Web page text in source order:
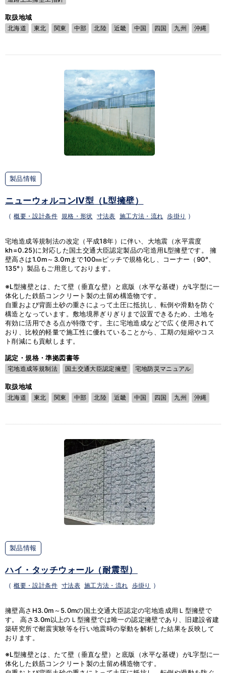
取扱地域
北海道 東北 関東 中部 北陸 近畿 中国 四国 九州 沖縄
製品情報
ニューウォルコンⅣ型（L型擁壁）
（ 概要・設計条件 規格・形状 寸法表 施工方法・流れ 歩掛り ）
宅地造成等規制法の改定（平成18年）に伴い、大地震（水平震度
kh=0.25)に対応した国土交通大臣認定製品の宅造用L型擁壁です。 擁
壁高さは1.0m～3.0mまで100㎜ピッチで規格化し、コーナー（90°、
135°）製品もご用意しております。
※L型擁壁とは、たて壁（垂直な壁）と底版（水平な基礎）がL字型に一
体化した鉄筋コンクリート製の土留め構造物です。
自重および背面土砂の重さによって土圧に抵抗し、転倒や滑動を防ぐ
構造となっています。敷地境界ぎりぎりまで設置できるため、土地を
有効に活用できる点が特徴です。主に宅地造成などで広く使用されて
おり、比較的軽量で施工性に優れていることから、工期の短縮やコス
ト削減にも貢献します。
認定・規格・準拠図書等
宅地造成等規制法 国土交通大臣認定擁壁 宅地防災マニュアル
取扱地域
北海道 東北 関東 中部 北陸 近畿 中国 四国 九州 沖縄
製品情報
ハイ・タッチウォール（耐震型）
（ 概要・設計条件 寸法表 施工方法・流れ 歩掛り ）
擁壁高さH3.0m～5.0mの国土交通大臣認定の宅地造成用Ｌ型擁壁で
す。 高さ3.0m以上のＬ型擁壁では唯一の認定擁壁であり、旧建設省建
築研究所で耐震実験等を行い地震時の挙動を解析した結果を反映して
おります。
※L型擁壁とは、たて壁（垂直な壁）と底版（水平な基礎）がL字型に一
体化した鉄筋コンクリート製の土留め構造物です。